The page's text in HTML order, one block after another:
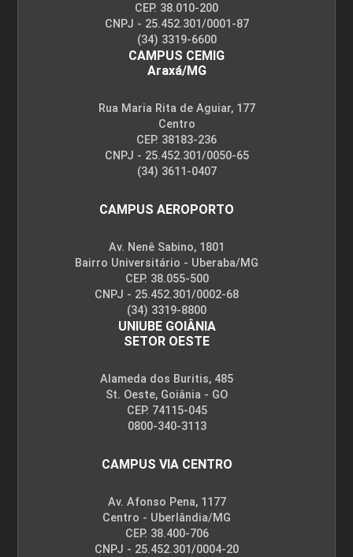
CEP. 38.010-200
CNPJ - 25.452.301/0001-87
(34) 3319-6600
CAMPUS CEMIG
Araxá/MG
Rua Maria Rita de Aguiar, 177
Centro
CEP. 38183-236
CNPJ - 25.452.301/0050-65
(34) 3611-0407
CAMPUS AEROPORTO
Av. Nenê Sabino, 1801
Bairro Universitário - Uberaba/MG
CEP. 38.055-500
CNPJ - 25.452.301/0002-68
(34) 3319-8800
UNIUBE GOIÂNIA
SETOR OESTE
Alameda dos Buritis, 485
St. Oeste, Goiânia - GO
CEP. 74115-045
0800-340-3113
CAMPUS VIA CENTRO
Av. Afonso Pena, 1177
Centro - Uberlândia/MG
CEP. 38.400-706
CNPJ - 25.452.301/0004-20